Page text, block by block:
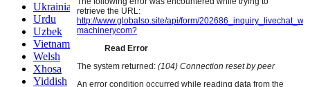
Ukrainian
Urdu
Uzbek
Vietnamese
Welsh
Xhosa
Yiddish